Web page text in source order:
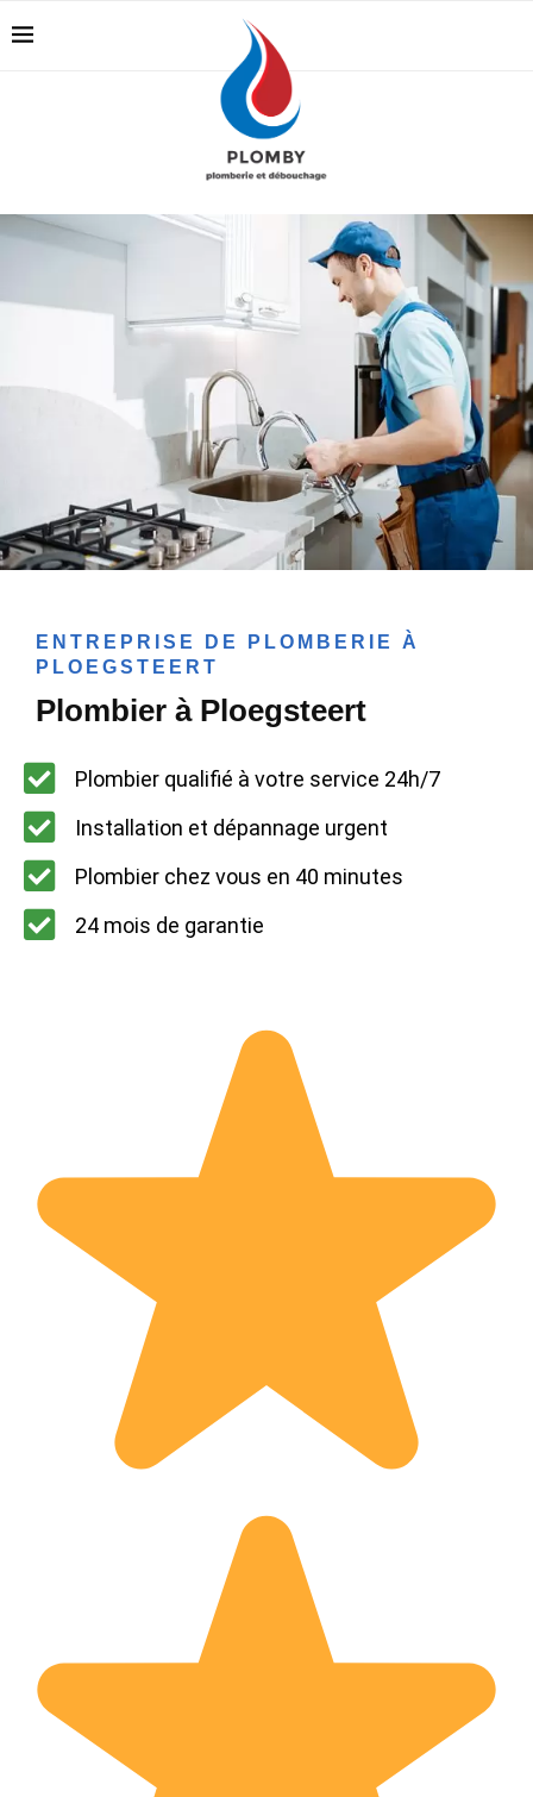
ENTREPRISE DE PLOMBERIE À
PLOEGSTEERT
Plombier à Ploegsteert
Plombier qualifié à votre service 24h/7
Installation et dépannage urgent
Plombier chez vous en 40 minutes
24 mois de garantie